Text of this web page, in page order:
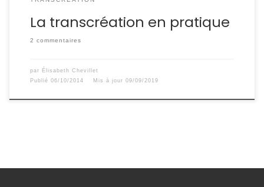
La transcréation en pratique
2 commentaires
par Élisabeth Chevillet
Publié 06/10/2014 Mis à jour 09/09/2019